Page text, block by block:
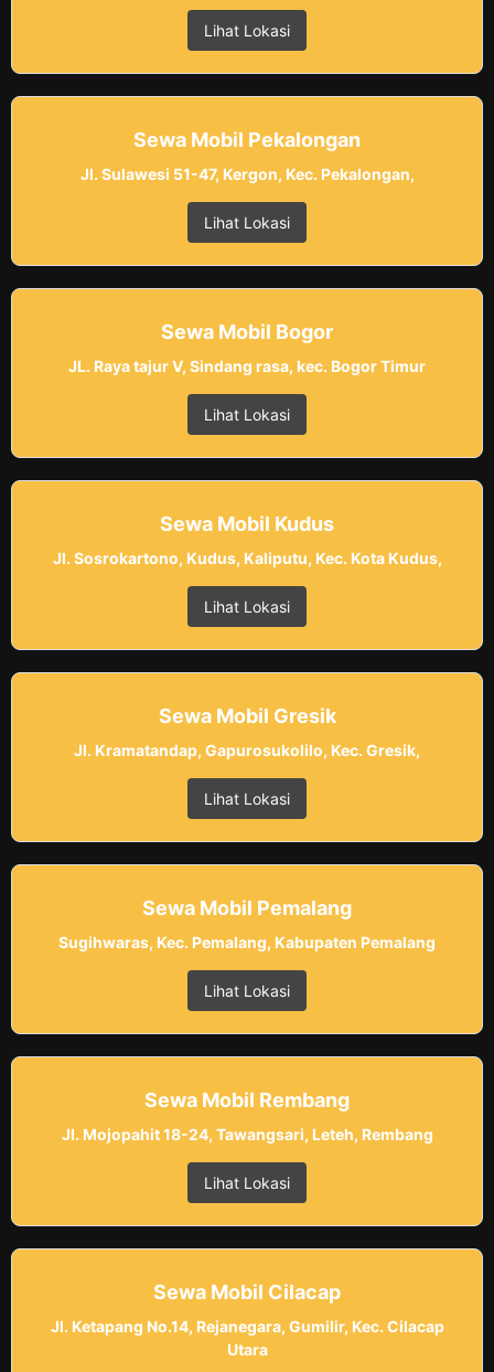
Lihat Lokasi
Sewa Mobil Pekalongan
Jl. Sulawesi 51-47, Kergon, Kec. Pekalongan,
Lihat Lokasi
Sewa Mobil Bogor
JL. Raya tajur V, Sindang rasa, kec. Bogor Timur
Lihat Lokasi
Sewa Mobil Kudus
Jl. Sosrokartono, Kudus, Kaliputu, Kec. Kota Kudus,
Lihat Lokasi
Sewa Mobil Gresik
Jl. Kramatandap, Gapurosukolilo, Kec. Gresik,
Lihat Lokasi
Sewa Mobil Pemalang
Sugihwaras, Kec. Pemalang, Kabupaten Pemalang
Lihat Lokasi
Sewa Mobil Rembang
Jl. Mojopahit 18-24, Tawangsari, Leteh, Rembang
Lihat Lokasi
Sewa Mobil Cilacap
Jl. Ketapang No.14, Rejanegara, Gumilir, Kec. Cilacap
Utara